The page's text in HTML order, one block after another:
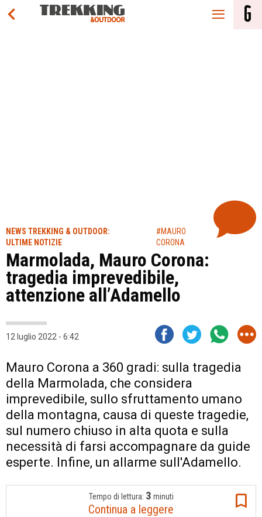
NEWS TREKKING & OUTDOOR:
ULTIME NOTIZIE
#MAURO
CORONA
Marmolada, Mauro Corona:
tragedia imprevedibile,
attenzione all’Adamello
12 luglio 2022 - 6:42
Mauro Corona a 360 gradi: sulla tragedia
della Marmolada, che considera
imprevedibile, sullo sfruttamento umano
della montagna, causa di queste tragedie,
sul numero chiuso in alta quota e sulla
necessità di farsi accompagnare da guide
esperte. Infine, un allarme sull'Adamello.
Tempo di lettura: 3 minuti
Continua a leggere